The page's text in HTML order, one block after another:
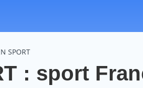
SPORT
: sport